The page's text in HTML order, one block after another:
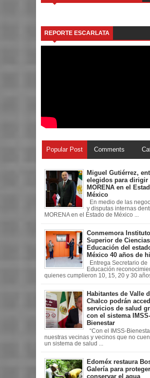
REPORTE ESCARLATA
Popular Post Comments
Miguel Gutiérrez,
elegidos para dirigir
MORENA en el
México
En medio de las
y disputas internas
MORENA en el Estado de México ...
Conmemora Instituto
Superior de
Educación del
México 40 años de
Entrega Secretario de
Educación
quienes cumplieron 10, 15, 20 y 30 años
Habitantes de Valle
Chalco podrán
servicios de salud
con el sistema IMSS-
Bienestar
“Con el IMSS-
nuestras vecinas y vecinos que no
un sistema de salud ...
Edoméx restaura
Galería para
conservar el agua